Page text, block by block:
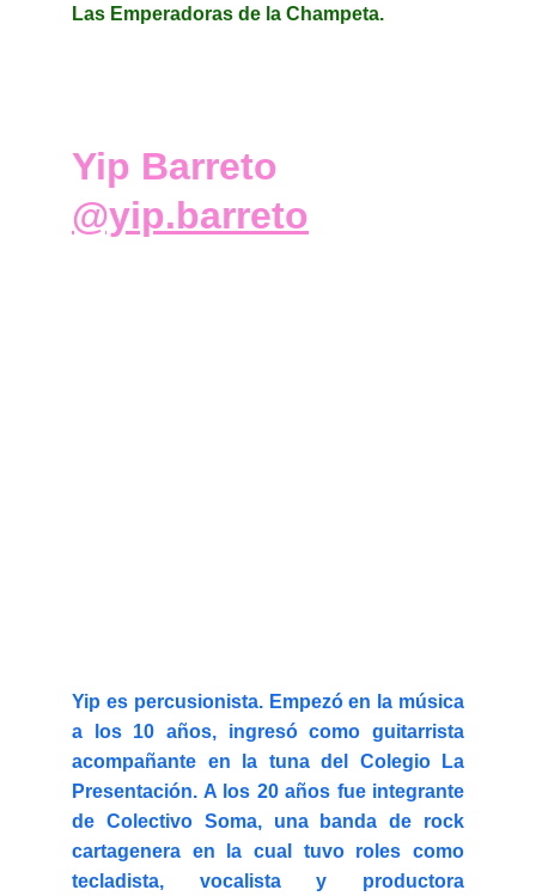
Las Emperadoras de la Champeta.
Yip Barreto
@yip.barreto
Yip es percusionista. Empezó en la música
a los 10 años, ingresó como guitarrista
acompañante en la tuna del Colegio La
Presentación. A los 20 años fue integrante
de Colectivo Soma, una banda de rock
cartagenera en la cual tuvo roles como
tecladista, vocalista y productora